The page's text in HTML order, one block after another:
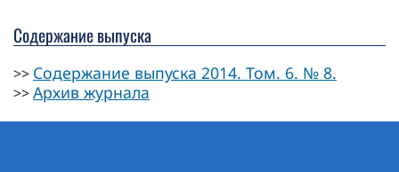
Содержание выпуска
>> Содержание выпуска 2014. Том. 6. № 8.
>>Архив журнала